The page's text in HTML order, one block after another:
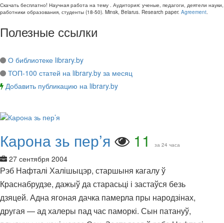
Скачать бесплатно! Научная работа на тему . Аудитория: ученые, педагоги, деятели науки,
работники образования, студенты (18-50). Minsk, Belarus. Research paper. Agreement.
Полезные ссылки
О библиотеке library.by
ТОП-100 статей на library.by за месяц
Добавить публикацию на library.by
Карона зь пер’я 11 за 24 часа
27 сентября 2004
Рэб Нафталі Халішыцэр, старшыня кагалу ў
Краснабрудзе, дажыў да старасьці і застаўся безь
дзяцей. Адна ягоная дачка памерла пры народзінах,
другая — ад халеры пад час паморкі. Сын патануў,